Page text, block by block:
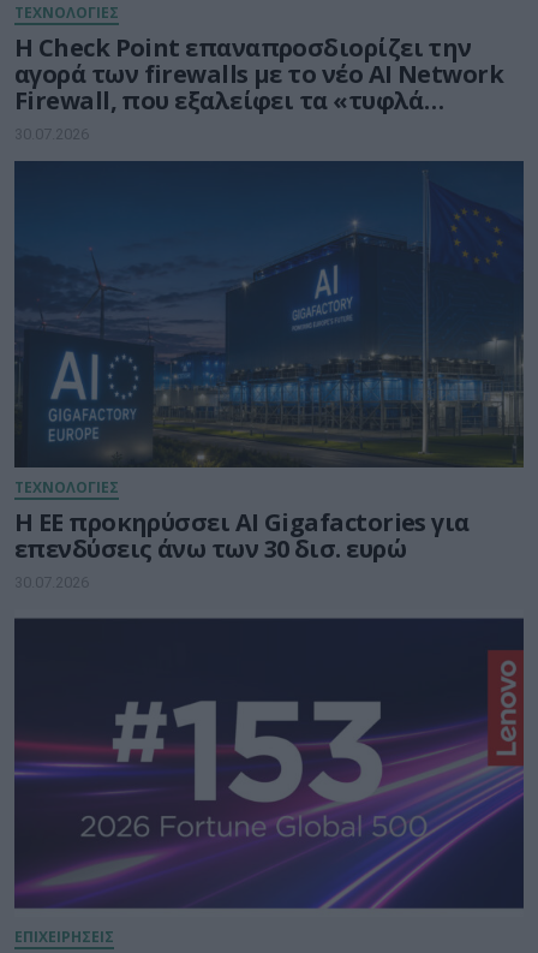
ΤΕΧΝΟΛΟΓΙΕΣ
Η Check Point επαναπροσδιορίζει την
αγορά των firewalls με το νέο AI Network
Firewall, που εξαλείφει τα «τυφλά
σημεία» της Τεχνητής Νοημοσύνης σε
κάθε δίκτυο
30.07.2026
ΤΕΧΝΟΛΟΓΙΕΣ
Η ΕΕ προκηρύσσει AI Gigafactories για
επενδύσεις άνω των 30 δισ. ευρώ
30.07.2026
ΕΠΙΧΕΙΡΗΣΕΙΣ